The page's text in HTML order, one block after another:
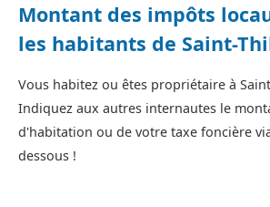
Montant des impôts
les habitants de Saint-
Vous habitez ou êtes propriétaire à
Indiquez aux autres internautes le
d'habitation ou de votre taxe foncière
dessous !